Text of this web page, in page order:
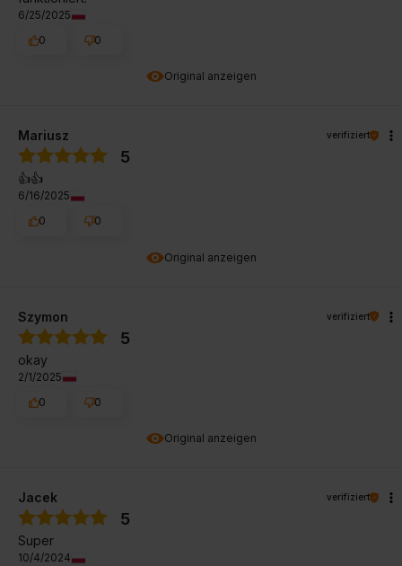
Original anzeigen
6/25/2025
0
0
Original anzeigen
Mariusz verifiziert
5
👍️👍️
6/16/2025
0
0
Original anzeigen
Szymon verifiziert
5
okay
2/1/2025
0
0
Jacek verifiziert
5
Super
10/4/2024